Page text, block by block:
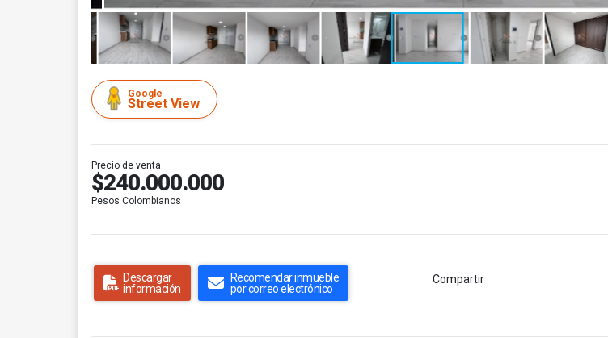
Google
Street View
Precio de venta
$240.000.000
Pesos Colombianos
Descargar
información
Recomendar inmueble
por correo electrónico
Compartir